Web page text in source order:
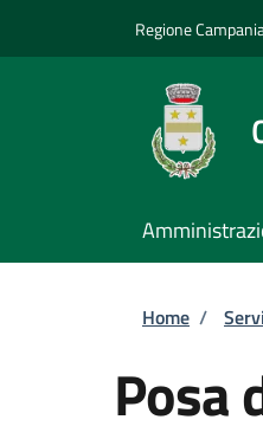
Regione
Home /
Posa